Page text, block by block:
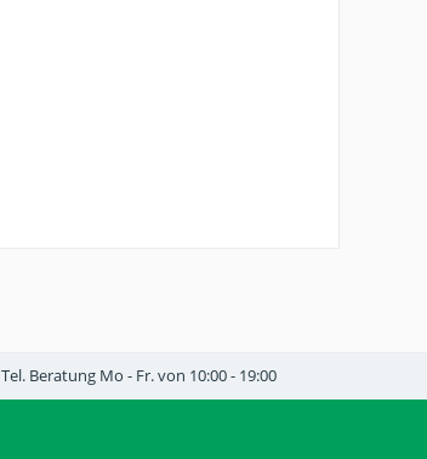
Tel. Beratung Mo - Fr. von 10:00 - 19:00